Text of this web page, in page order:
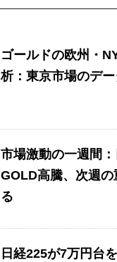
ゴールドの欧州・
析：東京市場のデ
市場激動の一週間
GOLD高騰、次週
る
日経225が7万円台